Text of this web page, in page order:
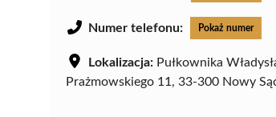
Numer telefonu: Pokaż numer
Lokalizacja: Pułkownika
Prażmowskiego 11, 33-300 Nowy